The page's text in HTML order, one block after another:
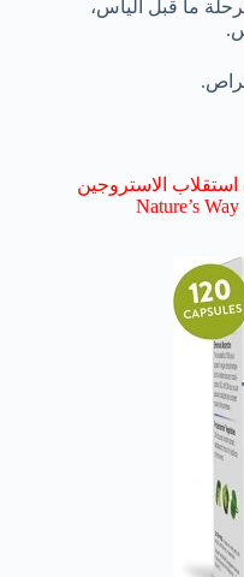
ما قبل اليأس،
الاستروجين
Nature’s